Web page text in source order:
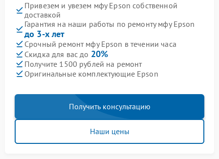
Привезем и увезем мфу Epson собственной
доставкой
Гарантия на наши работы по ремонту мфу Epson
до 3-х лет
Срочный ремонт мфу Epson в течении часа
Скидка для вас до 20%
Получите 1500 рублей на ремонт
Оригинальные комплектующие Epson
Получить консультацию
Наши цены